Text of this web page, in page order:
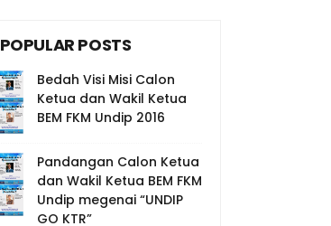
POPULAR POSTS
Bedah Visi Misi Calon
Ketua dan Wakil Ketua
BEM FKM Undip 2016
Pandangan Calon Ketua
dan Wakil Ketua BEM FKM
Undip megenai “UNDIP
GO KTR”